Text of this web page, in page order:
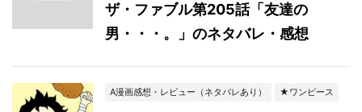
ザ・ファブル第205話「友達の
男・・・。」のネタバレ・感想
A漫画感想・レビュー（ネタバレあり） ★ワンピース